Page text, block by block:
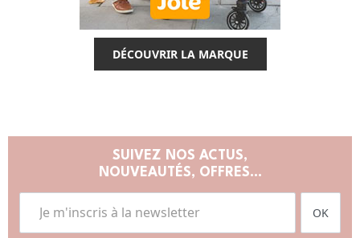
DÉCOUVRIR LA MARQUE
SUIVEZ NOS ACTUS,
NOUVEAUTÉS, OFFRES...
OK